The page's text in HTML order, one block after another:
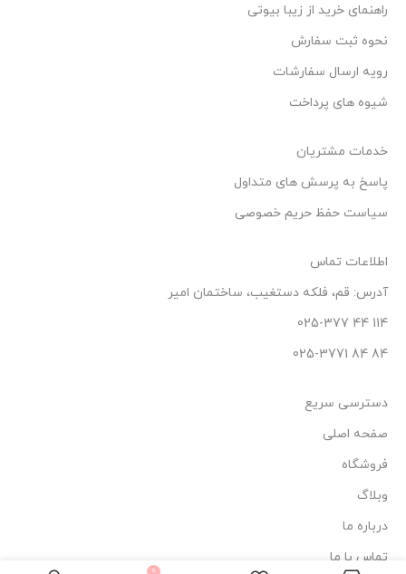
راهنمای خرید از زیبا بیوتی
نحوه ثبت سفارش
رویه ارسال سفارشات
شیوه های پرداخت
خدمات مشتریان
پاسخ به پرسش های متداول
سیاست حفظ حریم خصوصی
اطلاعات تماس
آدرس: قم، فلکه دستغیب، ساختمان امیر
114 44 025-377
84 84 025-3771
دسترسی سریع
صفحه اصلی
فروشگاه
وبلاگ
درباره ما
تماس با مامردانه ویوا
0